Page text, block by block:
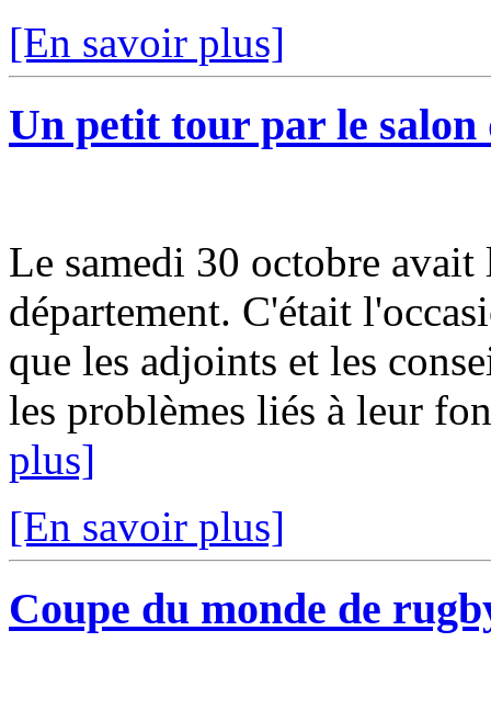
[En savoir plus]
Un petit tour par le salon
Le samedi 30 octobre
département. C'était
que les adjoints et les
les problèmes liés à leur
plus]
[En savoir plus]
Coupe du monde de